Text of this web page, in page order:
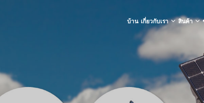
บ้าน เกี่ยวกับเรา สินค้า